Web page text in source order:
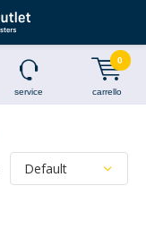
service carrello
0